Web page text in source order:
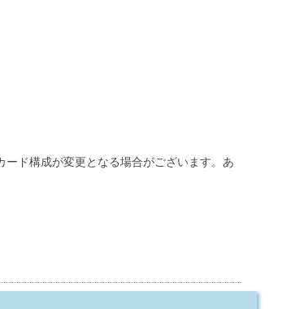
ド構成が変更となる場合がございます。あ